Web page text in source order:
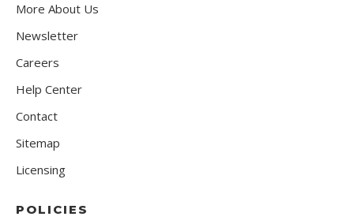
More About Us
Newsletter
Careers
Help Center
Contact
Sitemap
Licensing
POLICIES